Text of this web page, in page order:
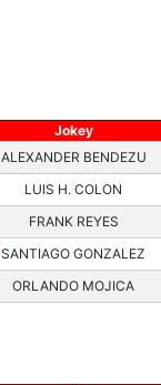
Jokey
ALEXANDER BENDEZU
LUIS H. COLON
FRANK REYES
SANTIAGO GONZALEZ
ORLANDO MOJICA